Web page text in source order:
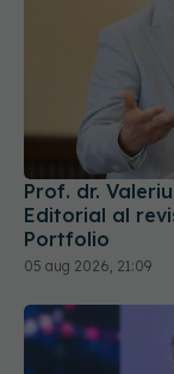
Prof. dr.
Editorial al
Portfolio
05 aug 2026, 21:09